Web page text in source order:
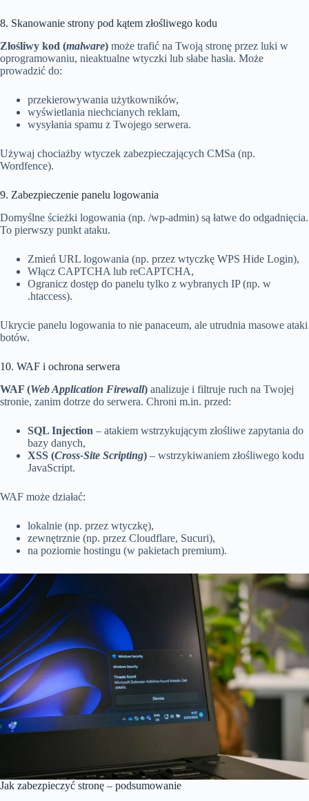
8. Skanowanie strony pod kątem złośliwego kodu
Złośliwy kod (malware) może trafić na Twoją stronę przez luki w
oprogramowaniu, nieaktualne wtyczki lub słabe hasła. Może
prowadzić do:
przekierowywania użytkowników,
wyświetlania niechcianych reklam,
wysyłania spamu z Twojego serwera.
Używaj chociażby wtyczek zabezpieczających CMSa (np.
Wordfence).
9. Zabezpieczenie panelu logowania
Domyślne ścieżki logowania (np. /wp-admin) są łatwe do odgadnięcia.
To pierwszy punkt ataku.
Zmień URL logowania (np. przez wtyczkę WPS Hide Login),
Włącz CAPTCHA lub reCAPTCHA,
Ogranicz dostęp do panelu tylko z wybranych IP (np. w
.htaccess).
Ukrycie panelu logowania to nie panaceum, ale utrudnia masowe ataki
botów.
10. WAF i ochrona serwera
WAF (Web Application Firewall) analizuje i filtruje ruch na Twojej
stronie, zanim dotrze do serwera. Chroni m.in. przed:
SQL Injection – atakiem wstrzykującym złośliwe zapytania do
bazy danych,
XSS (Cross-Site Scripting) – wstrzykiwaniem złośliwego kodu
JavaScript.
WAF może działać:
lokalnie (np. przez wtyczkę),
zewnętrznie (np. przez Cloudflare, Sucuri),
na poziomie hostingu (w pakietach premium).
Jak zabezpieczyć stronę – podsumowanie